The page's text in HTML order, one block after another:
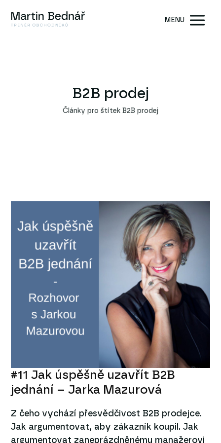
MENU
B2B prodej
Články pro štítek B2B prodej
#11 Jak úspěšně uzavřít B2B
jednání – Jarka Mazurová
Z čeho vychází přesvědčivost B2B prodejce.
Jak argumentovat, aby zákazník koupil. Jak
argumentovat zaneprázdněnému manažerovi